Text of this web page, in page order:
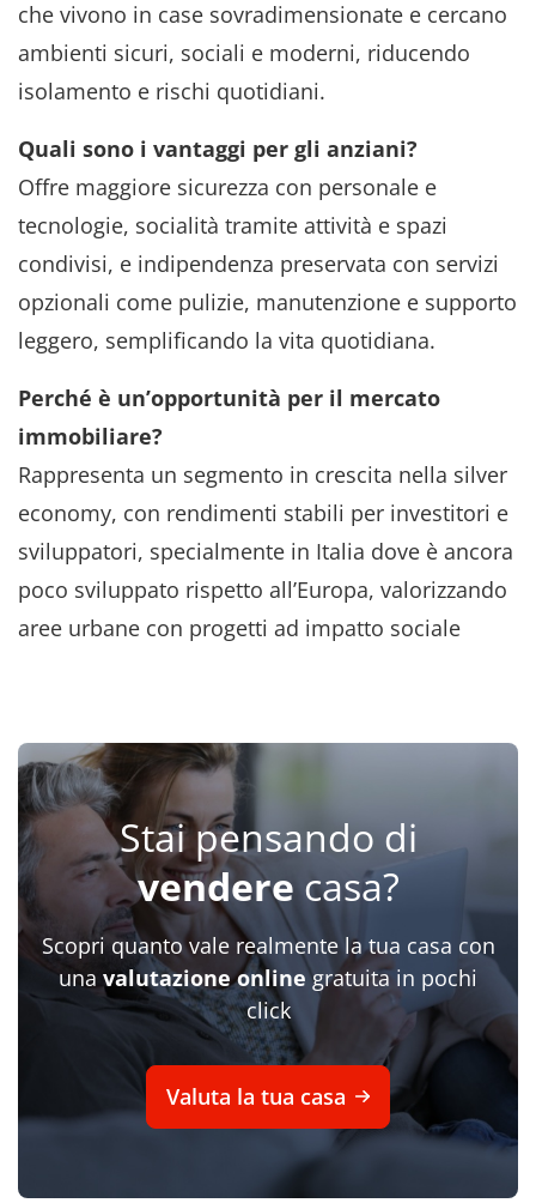
che vivono in case sovradimensionate e cercano
ambienti sicuri, sociali e moderni, riducendo
isolamento e rischi quotidiani.
Quali sono i vantaggi per gli anziani?
Offre maggiore sicurezza con personale e
tecnologie, socialità tramite attività e spazi
condivisi, e indipendenza preservata con servizi
opzionali come pulizie, manutenzione e supporto
leggero, semplificando la vita quotidiana.
Perché è un’opportunità per il mercato
immobiliare?
Rappresenta un segmento in crescita nella silver
economy, con rendimenti stabili per investitori e
sviluppatori, specialmente in Italia dove è ancora
poco sviluppato rispetto all’Europa, valorizzando
aree urbane con progetti ad impatto sociale
Stai pensando di
vendere casa?
Scopri quanto vale realmente la tua casa con
una valutazione onlinegratuita in pochi
click
Valuta la tua casa